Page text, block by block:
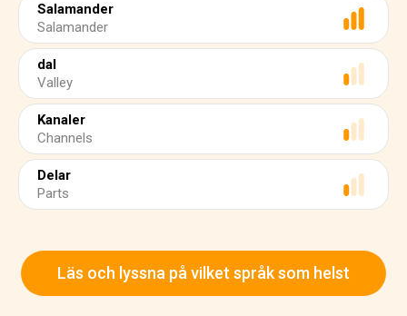
Salamander
Salamander
dal
Valley
Kanaler
Channels
Delar
Parts
Läs och lyssna på vilket språk som helst